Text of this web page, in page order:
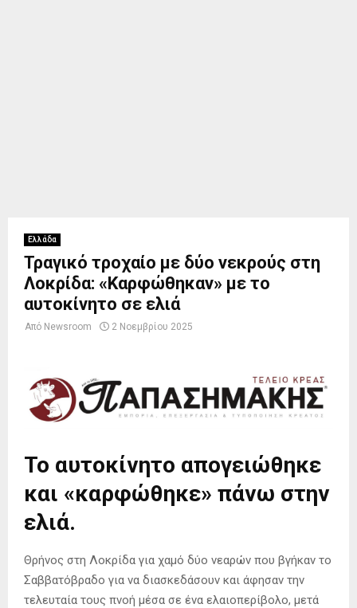
Ελλάδα
Τραγικό τροχαίο με δύο νεκρούς στη
Λοκρίδα: «Καρφώθηκαν» με το
αυτοκίνητο σε ελιά
Από Newsroom 2 Νοεμβρίου 2025
Το αυτοκίνητο απογειώθηκε
και «καρφώθηκε» πάνω στην
ελιά.
Θρήνος στη Λοκρίδα για χαμό δύο νεαρών που βγήκαν το
Σαββατόβραδο για να διασκεδάσουν και άφησαν την
τελευταία τους πνοή μέσα σε ένα ελαιοπερίβολο, μετά